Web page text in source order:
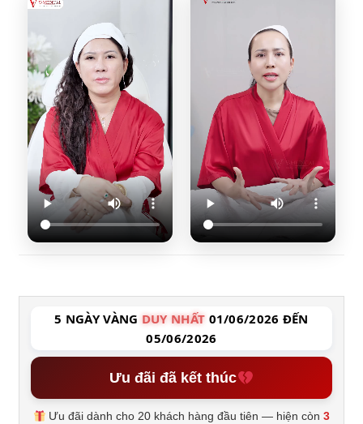
5 NGÀY VÀNG DUY NHẤT 01/06/2026 ĐẾN
05/06/2026
Ưu đãi đã kết thúc
Ưu đãi dành cho 20 khách hàng đầu tiên — hiện còn3